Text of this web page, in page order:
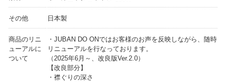
その他 日本製
商品のリニ
ューアルに
ついて
・JUBAN DO ONではお客様のお声を反映しながら、随時
リニューアルを行なっております。
（2025年6月～、改良版Ver.2.0）
【改良部分】
・襟ぐりの深さ